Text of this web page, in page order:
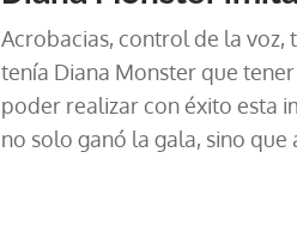
Acrobacias, control de la voz,
tenía Diana Monster que
poder realizar con éxito esta
no solo ganó la gala, sino que